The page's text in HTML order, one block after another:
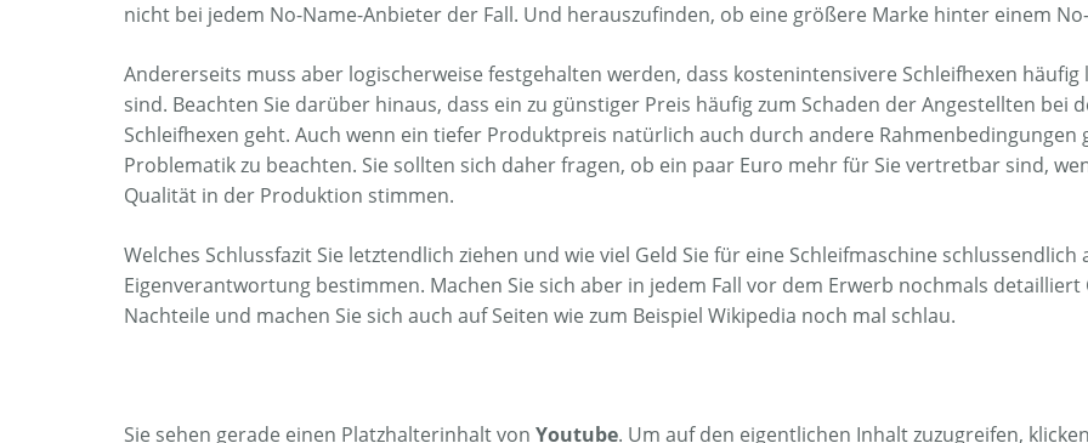
nicht bei jedem No-Name-Anbieter der Fall. Und herauszufinden, ob eine größere Marke hinter einem
Andererseits muss aber logischerweise festgehalten werden, dass kostenintensivere Schleifhexen
sind. Beachten Sie darüber hinaus, dass ein zu günstiger Preis häufig zum Schaden der Angestellten bei
Schleifhexen geht. Auch wenn ein tiefer Produktpreis natürlich auch durch andere Rahmenbedingungen
Problematik zu beachten. Sie sollten sich daher fragen, ob ein paar Euro mehr für Sie vertretbar sind,
Qualität in der Produktion stimmen.
Welches Schlussfazit Sie letztendlich ziehen und wie viel Geld Sie für eine Schleifmaschine
Eigenverantwortung bestimmen. Machen Sie sich aber in jedem Fall vor dem Erwerb nochmals
Nachteile und machen Sie sich auch auf Seiten wie zum Beispiel Wikipedia noch mal schlau.
Sie sehen gerade einen Platzhalterinhalt von Youtube. Um auf den eigentlichen Inhalt zuzugreifen,